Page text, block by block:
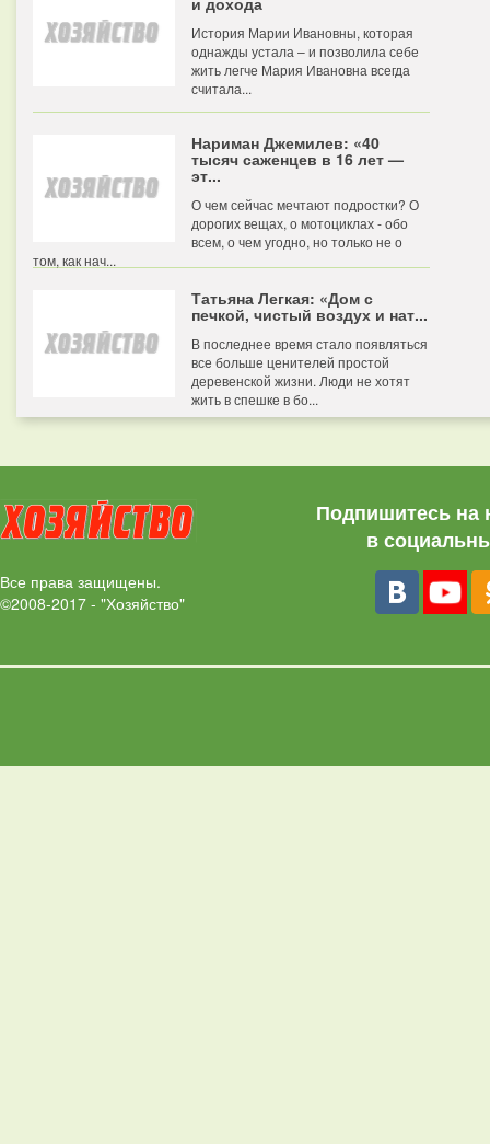
История Марии Ивановны, которая
однажды устала – и позволила себе
жить легче Мария Ивановна всегда
считала...
Нариман Джемилев: «40
тысяч саженцев в 16 лет —
эт...
О чем сейчас мечтают подростки? О
дорогих вещах, о мотоциклах - обо
всем, о чем угодно, но только не о
том, как нач...
Татьяна Легкая: «Дом с
печкой, чистый воздух и нат...
В последнее время стало появляться
все больше ценителей простой
деревенской жизни. Люди не хотят
жить в спешке в бо...
Все права защищены.
©2008-2017 - "Хозяйство"
Подпишитесь на
в